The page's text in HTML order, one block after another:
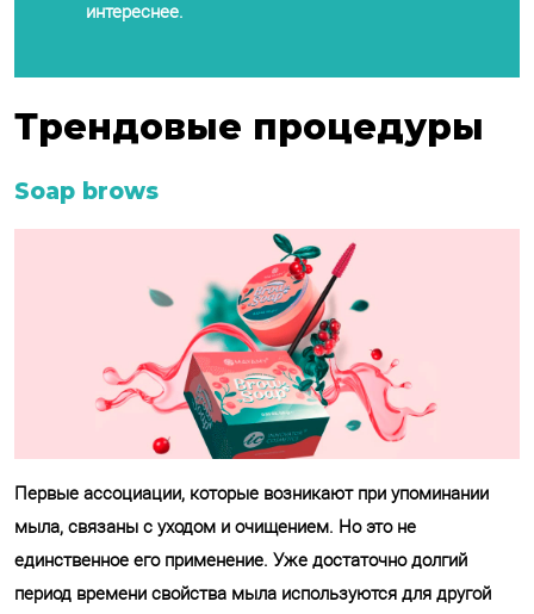
интереснее.
Трендовые процедуры
Soap brows
Первые ассоциации, которые возникают при упоминании
мыла, связаны с уходом и очищением. Но это не
единственное его применение. Уже достаточно долгий
период времени свойства мыла используются для другой